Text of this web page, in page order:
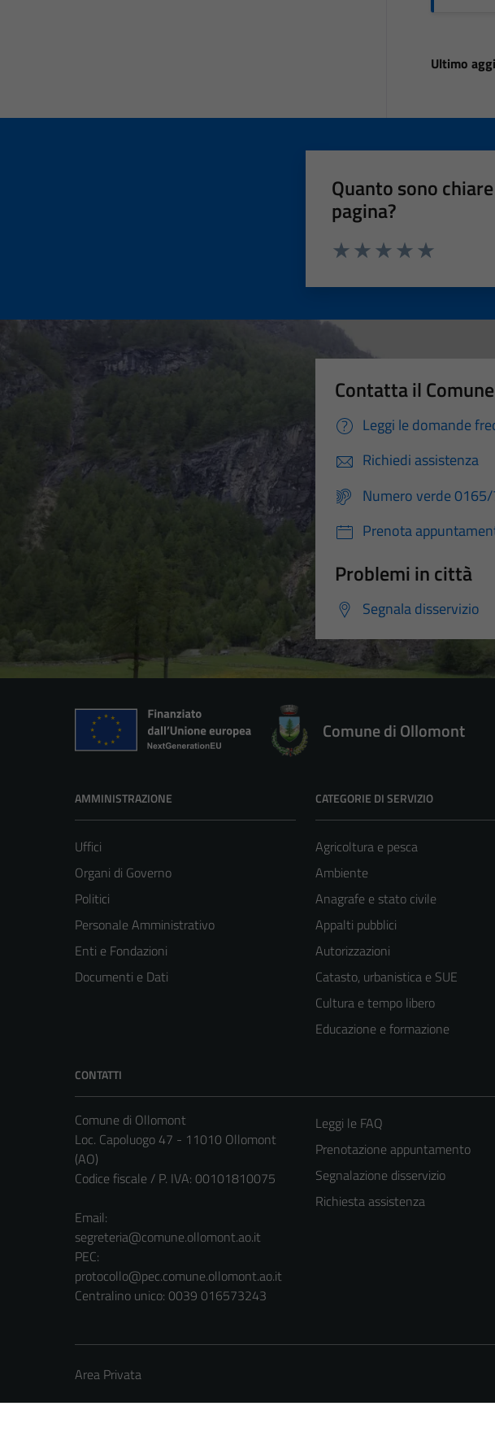
Ultimo
Quanto sono
pagina?
Contatta il Comune
Leggi le domande
Richiedi assistenza
Numero verde
Prenota
Problemi in città
Segnala disservizio
Comune di Ollomont
AMMINISTRAZIONE
Uffici
Organi di Governo
Politici
Personale Amministrativo
Enti e Fondazioni
Documenti e Dati
CATEGORIE DI SERVIZIO
Agricoltura e pesca
Ambiente
Anagrafe e stato civile
Appalti pubblici
Autorizzazioni
Catasto, urbanistica e SUE
Cultura e tempo libero
Educazione e formazione
CONTATTI
Comune di Ollomont
Loc. Capoluogo 47 - 11010 Ollomont
(AO)
Codice fiscale / P. IVA: 00101810075
Email:
segreteria@comune.ollomont.ao.it
PEC:
protocollo@pec.comune.ollomont.ao.it
Centralino unico: 0039 016573243
Leggi le FAQ
Prenotazione appuntamento
Segnalazione disservizio
Richiesta assistenza
Area Privata